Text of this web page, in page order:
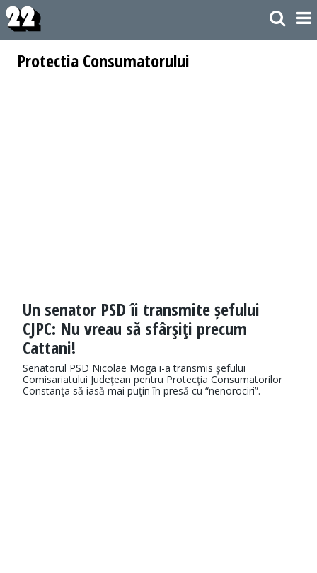
Protectia Consumatorului
Un senator PSD îi transmite șefului
CJPC: Nu vreau să sfârşiţi precum
Cattani!
Senatorul PSD Nicolae Moga i-a transmis şefului
Comisariatului Judeţean pentru Protecţia Consumatorilor
Constanţa să iasă mai puţin în presă cu “nenorociri”.